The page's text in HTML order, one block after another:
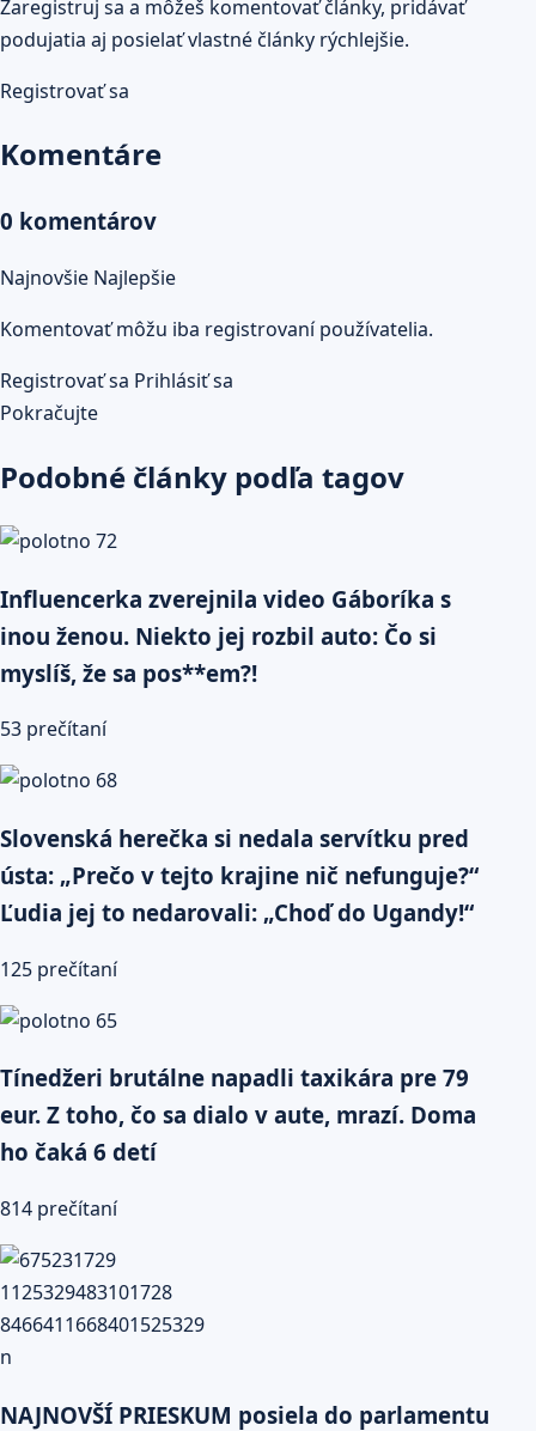
Zaregistruj sa a môžeš komentovať články, pridávať
podujatia aj posielať vlastné články rýchlejšie.
Registrovať sa
Komentáre
0 komentárov
Najnovšie Najlepšie
Komentovať môžu iba registrovaní používatelia.
Registrovať sa Prihlásiť sa
Pokračujte
Podobné články podľa tagov
Influencerka zverejnila video Gáboríka s
inou ženou. Niekto jej rozbil auto: Čo si
myslíš, že sa pos**em?!
53 prečítaní
Slovenská herečka si nedala servítku pred
ústa: „Prečo v tejto krajine nič nefunguje?“
Ľudia jej to nedarovali: „Choď do Ugandy!“
125 prečítaní
Tínedžeri brutálne napadli taxikára pre 79
eur. Z toho, čo sa dialo v aute, mrazí. Doma
ho čaká 6 detí
814 prečítaní
NAJNOVŠÍ PRIESKUM posiela do parlamentu